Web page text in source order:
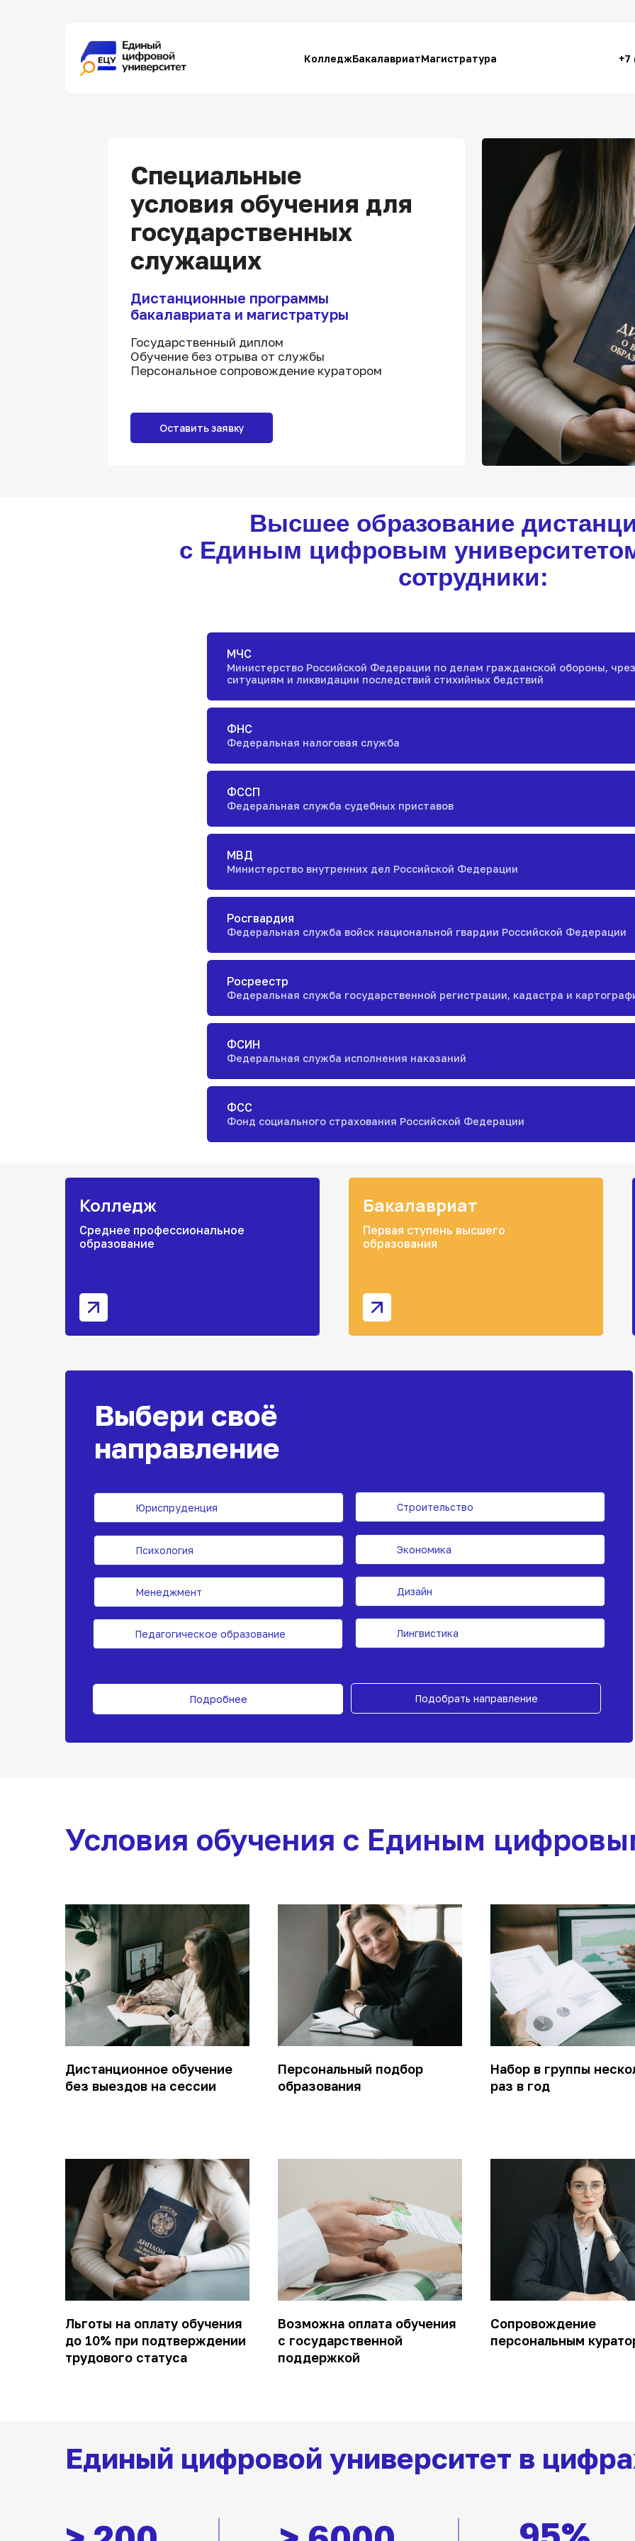
КолледжБакалавриатМагистратура +7
Специальные
условия обучения для
государственных
служащих
Дистанционные программы
бакалавриата и магистратуры
Государственный диплом
Обучение без отрыва от службы
Персональное сопровождение куратором
Оставить заявку
Высшее образование
с Единым цифровым
сотрудники:
МЧС
Министерство Российской Федерации по делам гражданской обороны,
ситуациям и ликвидации последствий стихийных бедствий
ФНС
Федеральная налоговая служба
ФССП
Федеральная служба судебных приставов
МВД
Министерство внутренних дел Российской Федерации
Росгвардия
Федеральная служба войск национальной гвардии Российской Федерации
Росреестр
Федеральная служба государственной регистрации, кадастра и
ФСИН
Федеральная служба исполнения наказаний
ФСС
Фонд социального страхования Российской Федерации
Первая ступень высшего
образования
Бакалавриат
Колледж
Среднее профессиональное
образование
Выбери своё
направление
Подобрать направление
Подробнее
Строительство
Экономика
Менеджмент
Педагогическое образование Лингвистика
Дизайн
Психология
Юриспруденция
Условия обучения с Единым
Дистанционное обучение
без выездов на сессии
Персональный подбор
образования
Набор в группы
раз в год
Льготы на оплату обучения
до 10% при подтверждении
трудового статуса
Возможна оплата обучения
с государственной
поддержкой
Сопровождение
персональным
Единый цифровой университет в